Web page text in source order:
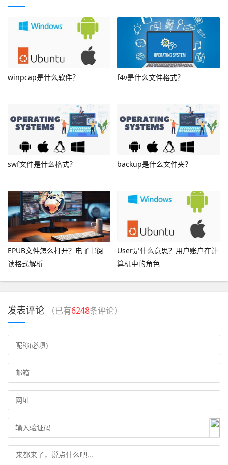
winpcap是什么软件？ f4v是什么文件格式？
swf文件是什么格式？ backup是什么文件夹？
EPUB文件怎么打开？电子书阅
读格式解析
User是什么意思？用户账户在计
算机中的角色
发表评论 （已有6248条评论）